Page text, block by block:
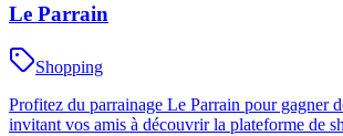
Le Parrain
Shopping
Profitez du parrainage Le Parrain pour gagner
invitant vos amis à découvrir la plateforme de